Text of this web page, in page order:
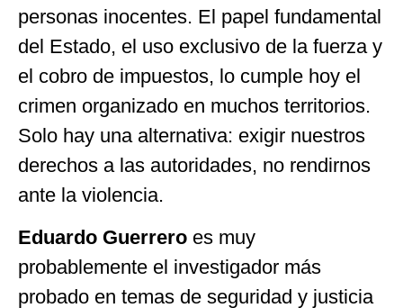
personas inocentes. El papel fundamental
del Estado, el uso exclusivo de la fuerza y
el cobro de impuestos, lo cumple hoy el
crimen organizado en muchos territorios.
Solo hay una alternativa: exigir nuestros
derechos a las autoridades, no rendirnos
ante la violencia.
Eduardo Guerrero es muy
probablemente el investigador más
probado en temas de seguridad y justicia